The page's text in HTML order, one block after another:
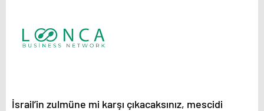
İsrail’in zulmüne mi karşı çıkacaksınız, mescidi